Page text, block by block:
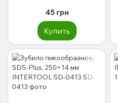
45 грн
Купить